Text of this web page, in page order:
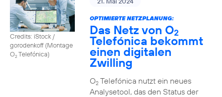
Credits: iStock /
gorodenkoff (Montage
O2Telefónica)
OPTIMIERTE NETZPLANUNG:
Das Netz von O2
Telefónica bekommt
einen digitalen
Zwilling
O2Telefónica nutzt ein neues
Analysetool, das den Status der